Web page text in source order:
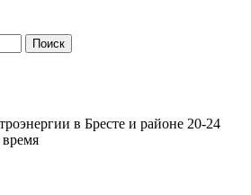
в Бресте и районе 20-24
время